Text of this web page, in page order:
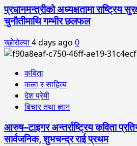
प्रधानमन्त्रीको अध्यक्षतामा राष्ट्रिय
चुनौतीमाथि गम्भीर छलफल
च्छोरोल्पा4 days ago 0
कबिता
कला र साहित्य
देश प्रेमी
बिचार तथा ज्ञान
आरुष–टाइगर अन्तर्राष्ट्रिय कविता
सार्वजनिक, शुभचन्द्र राई प्रथम